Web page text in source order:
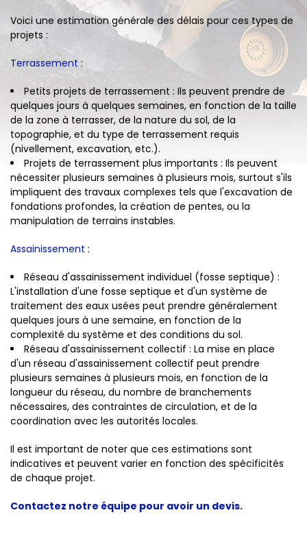
Voici une estimation générale des délais pour ces types de
projets :
Terrassement :
Petits projets de terrassement : Ils peuvent prendre de
quelques jours à quelques semaines, en fonction de la taille
de la zone à terrasser, de la nature du sol, de la
topographie, et du type de terrassement requis
(nivellement, excavation, etc.).
Projets de terrassement plus importants : Ils peuvent
nécessiter plusieurs semaines à plusieurs mois, surtout s'ils
impliquent des travaux complexes tels que l'excavation de
fondations profondes, la création de pentes, ou la
manipulation de terrains instables.
Assainissement :
Réseau d'assainissement individuel (fosse septique) :
L'installation d'une fosse septique et d'un système de
traitement des eaux usées peut prendre généralement
quelques jours à une semaine, en fonction de la
complexité du système et des conditions du sol.
Réseau d'assainissement collectif : La mise en place
d'un réseau d'assainissement collectif peut prendre
plusieurs semaines à plusieurs mois, en fonction de la
longueur du réseau, du nombre de branchements
nécessaires, des contraintes de circulation, et de la
coordination avec les autorités locales.
Il est important de noter que ces estimations sont
indicatives et peuvent varier en fonction des spécificités
de chaque projet.
Contactez notre équipe pour avoir un devis.